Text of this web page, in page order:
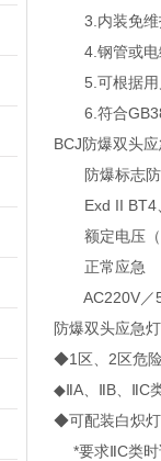
3.内装免维护
4.钢管或电
5.可根据用
6.符合
BCJ防爆双头
防爆标志防
Exd II BT4
额定电压（V
正常应急
AC220V／
防爆双头应急
◆1区、2区危
◆ⅡA、ⅡB、ⅡC
◆可配装白炽
*要求ⅡC类